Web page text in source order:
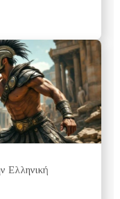
Ελληνική